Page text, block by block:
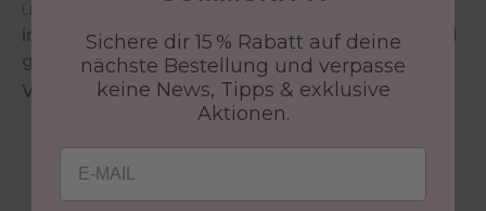
überzeugt durch eine
intensive Deckkraftsowie eine streifenfreie und
gleichmäßige Farbschicht.
Vorteile des LCN Nail Polish:
gleichmäßige und streifenfreie Farbschicht
dank neuem Profi-Präzisionspinsel
intensiv leuchtende Deckkraft
ultraglänzende Spiegel-Reflexe
Sichere dir 15 % Rabatt auf deine
nächste Bestellung und verpasse
keine News, Tipps & exklusive
Aktionen.
Email